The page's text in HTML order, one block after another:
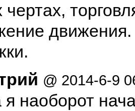
движения.
@ 2014-6-9
я наоборот